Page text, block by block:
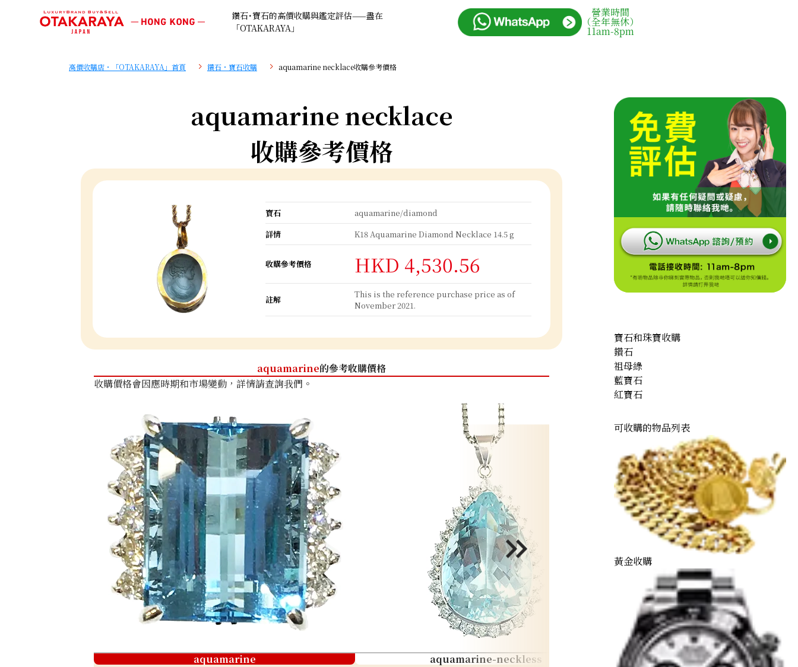
鑽石･寶石的高價收購與鑑定評估——盡在
「OTAKARAYA」
營業時間
（全年無休）
11am-8pm
高價收購店・「OTAKARAYA」首頁 鑽石・寶石收購 aquamarine necklace收購參考價格
aquamarine necklace
收購參考價格
寶石
aquamarine/diamond
詳情
K18 Aquamarine Diamond Necklace 14.5 g
收購參考價格 HKD 4,530.56
註解
This is the reference purchase price as of
November 2021.
aquamarine的參考收購價格
收購價格會因應時期和市場變動，詳情請查詢我們。
aquamarine
aquamarine-neckless
寶石和珠寶收購
鑽石
祖母綠
藍寶石
紅寶石
可收購的物品列表
黃金收購